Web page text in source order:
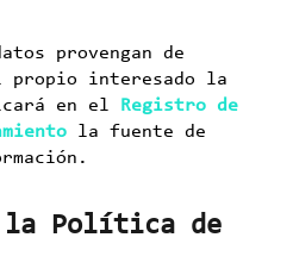
provengan de
interesado la
en el
Registro de
la fuente de
la Política de